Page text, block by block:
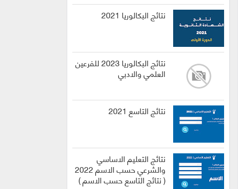
نتائج البكالوريا 2021
نتائج البكالوريا 2023 للفرعين
العلمي والادبي
نتائج التاسع 2021
نتائج التعليم الاساسي
والشرعي حسب الاسم 2022
( نتائج التاسع حسب الاسم )